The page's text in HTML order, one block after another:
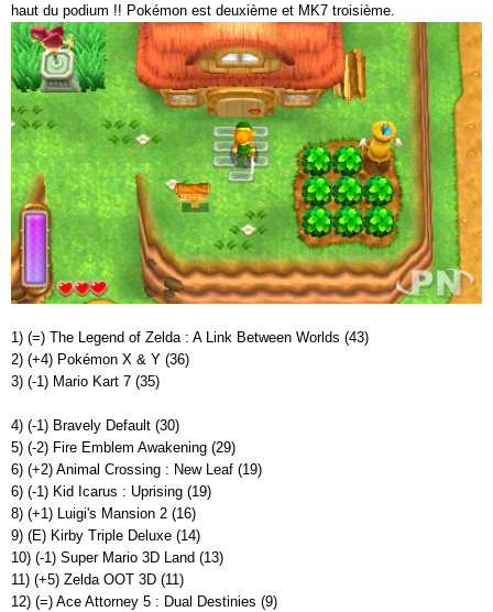
haut du podium !! Pokémon est deuxième et MK7 troisième.
1) (=) The Legend of Zelda : A Link Between Worlds (43)
2) (+4) Pokémon X & Y (36)
3) (-1) Mario Kart 7 (35)
4) (-1) Bravely Default (30)
5) (-2) Fire Emblem Awakening (29)
6) (+2) Animal Crossing : New Leaf (19)
6) (-1) Kid Icarus : Uprising (19)
8) (+1) Luigi's Mansion 2 (16)
9) (E) Kirby Triple Deluxe (14)
10) (-1) Super Mario 3D Land (13)
11) (+5) Zelda OOT 3D (11)
12) (=) Ace Attorney 5 : Dual Destinies (9)